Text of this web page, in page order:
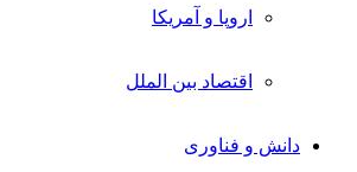
اروپا و آمریکا
اقتصاد بین الملل
دانش و فناوری